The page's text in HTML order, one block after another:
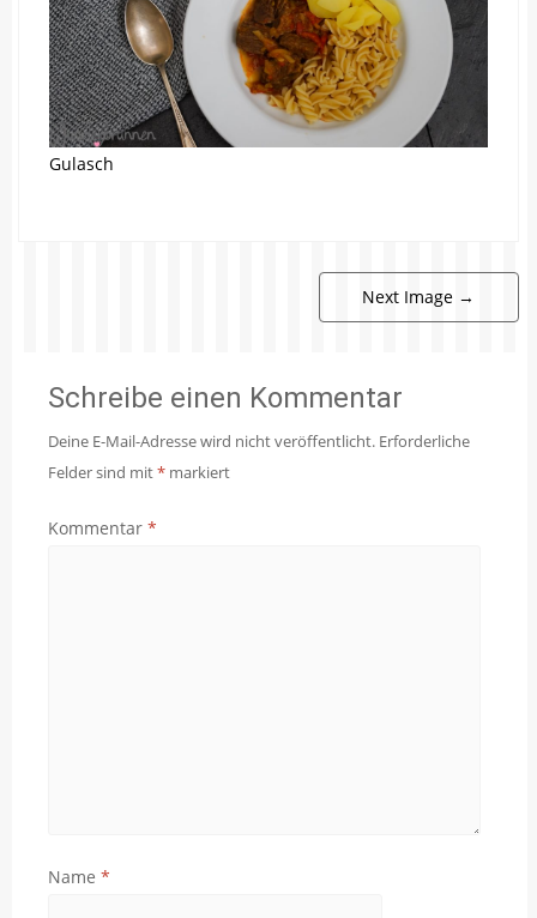
Gulasch
Next Image →
Schreibe einen Kommentar
Deine E-Mail-Adresse wird nicht veröffentlicht. Erforderliche
Felder sind mit* markiert
Kommentar *
Name *